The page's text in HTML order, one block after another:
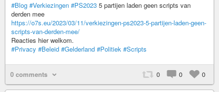
#Blog #Verkiezingen #PS2023 5 partijen laden geen scripts van
derden mee
https://o7s.eu/2023/03/11/verkiezingen-ps2023-5-partijen-laden-geen-
scripts-van-derden-mee/
Reacties hier welkom.
#Privacy #Beleid #Gelderland #Politiek #Scripts
0 comments 0 0 0